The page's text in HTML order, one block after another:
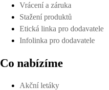
Vrácení a záruka
Stažení produktů
Etická linka pro dodavatele
Infolinka pro dodavatele
Co nabízíme
Akční letáky